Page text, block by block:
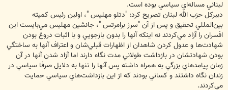
لبناني مساله‌اي سياسي بوده است.
دبيركل حزب الله لبنان تصريح كرد: "دتلو مهليس "، اولين رئيس كميته
بين‌المللي تحقيق و پس از آن "سرژ برامرتس "، جانشين مهليس مي‌بايست اين
افسران را آزاد مي‌كردند نه اينكه آنها را بدون بازجويي و با اثبات دروغ بودن
شهادت‌ها و عدول كردن شاهدان از اظهارات قبلي‌شان و اعتراف آنها به ساختگي
بودن شهادتشان در بازداشت طولاني مدت نگاه دارند اما آزاد شدن آنها در آن
زمان پيامدهاي بزرگي به همراه داشته پس آنها را تنها به دلايل صرفا سياسي در
زندان نگاه داشتند و كساني بودند كه از اين بازداشت‌هاي سياسي حمايت
مي‌كردند.